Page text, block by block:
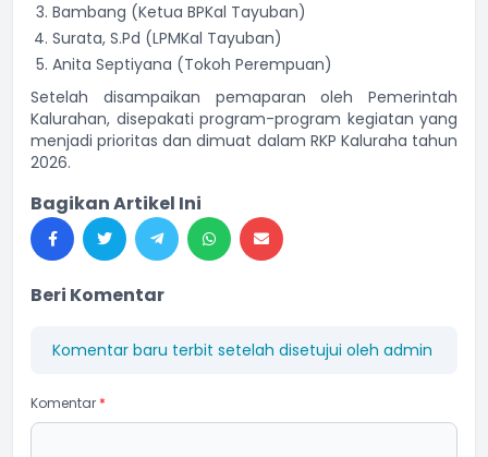
Bambang (Ketua BPKal Tayuban)
Surata, S.Pd (LPMKal Tayuban)
Anita Septiyana (Tokoh Perempuan)
Setelah disampaikan pemaparan oleh Pemerintah
Kalurahan, disepakati program-program kegiatan yang
menjadi prioritas dan dimuat dalam RKP Kaluraha tahun
2026.
Bagikan Artikel Ini
Beri Komentar
Komentar baru terbit setelah disetujui oleh admin
Komentar *